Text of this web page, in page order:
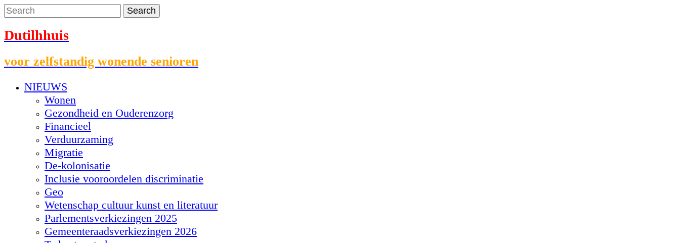
Dutilhhuis
voor zelfstandig wonende senioren
NIEUWS
Wonen
Gezondheid en Ouderenzorg
Financieel
Verduurzaming
Migratie
De-kolonisatie
Inclusie vooroordelen discriminatie
Geo
Wetenschap cultuur kunst en literatuur
Parlementsverkiezingen 2025
Gemeenteraadsverkiezingen 2026